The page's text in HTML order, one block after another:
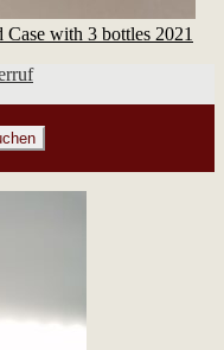
with 3 bottles 2021